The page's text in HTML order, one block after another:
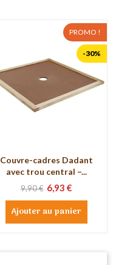
PROMO !
-30%
Couvre-cadres Dadant
avec trou central –...
9,90 € 6,93 €
Ajouter au panier